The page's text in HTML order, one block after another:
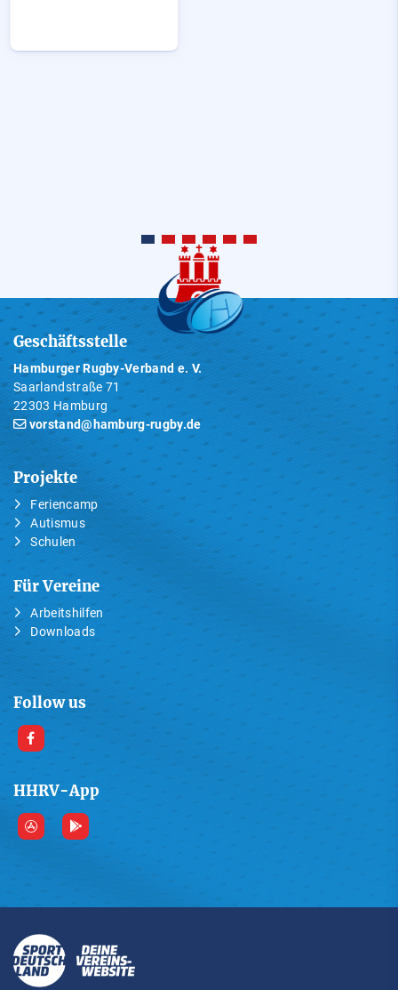
Geschäftsstelle
Hamburger Rugby-Verband e. V.
Saarlandstraße 71
22303 Hamburg
vorstand@hamburg-rugby.de
Projekte
Feriencamp
Autismus
Schulen
Für Vereine
Arbeitshilfen
Downloads
Follow us
HHRV-App